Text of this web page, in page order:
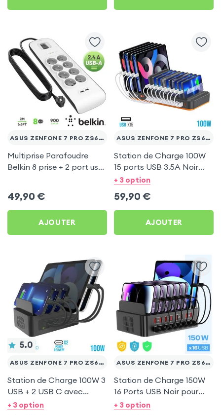
ASUS ZENFONE 7 PRO ZS671KS
Multiprise Parafoudre
Belkin 8 prise + 2 port usb
49,90 €
AJOUTER
ASUS ZENFONE 7 PRO ZS671KS
Station de Charge 100W
15 ports USB 3.5A Noir
pour Asus Zenfone 7 Pro
+ 3 option
59,90 €
AJOUTER
5.0
ASUS ZENFONE 7 PRO ZS671KS
Station de Charge 100W 3
USB + 2 USB C avec
Ventilation pour Asus
+ 3 option
ASUS ZENFONE 7 PRO ZS671KS
Station de Charge 150W
16 Ports USB Noir pour
Asus Zenfone 7 Pro
+ 3 option